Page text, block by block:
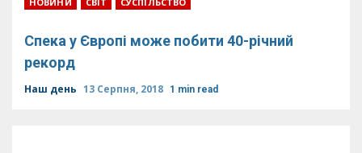
Спека у Європі може побити 40-річний
рекорд
Наш день 13 Серпня, 2018 1 min read